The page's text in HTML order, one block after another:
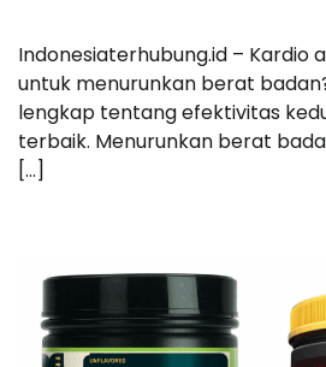
Indonesiaterhubung.id – Kardio
untuk menurunkan berat
lengkap tentang efektivitas
terbaik. Menurunkan berat
[…]